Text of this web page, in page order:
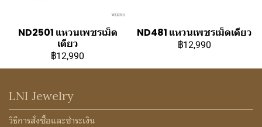
ND2501 แหวนเพชรเม็ด
เดียว
฿12,990
ND481 แหวนเพชรเม็ดเดียว
฿12,990
LNI Jewelry
วิธีการสั่งซื้อและชำระเงิน